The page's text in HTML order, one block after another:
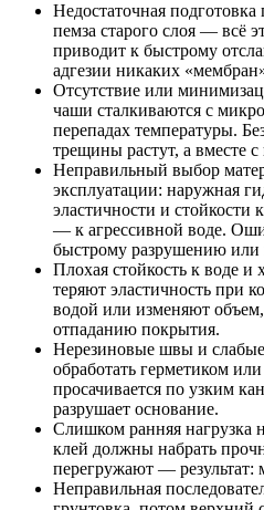
Недостаточная
пемза старого слоя — всё
приводит к быстрому
адгезии никаких
Отсутствие или
чаши сталкиваются с
перепадах температуры.
трещины растут, а вместе
Неправильный выбор
эксплуатации: наружная
эластичности и стойкости
— к агрессивной воде.
быстрому разрушению или
Плохая стойкость к воде
теряют эластичность при
водой или изменяют
отпаданию покрытия.
Нерезиновые швы и
обработать герметиком
просачивается по узким
разрушает основание.
Слишком ранняя нагрузка
клей должны набрать
перегружают —
Неправильная